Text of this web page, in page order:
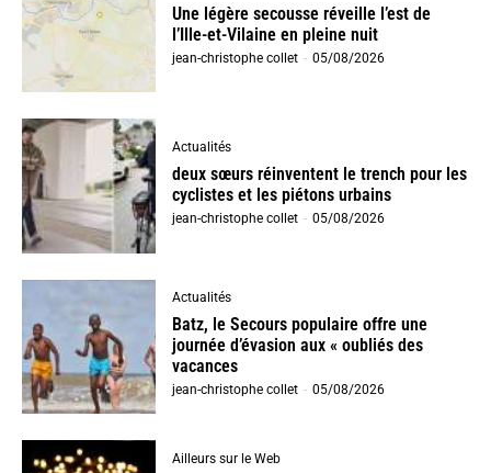
Une légère secousse réveille l’est de
l’Ille-et-Vilaine en pleine nuit
jean-christophe collet - 05/08/2026
Actualités
deux sœurs réinventent le trench pour les
cyclistes et les piétons urbains
jean-christophe collet - 05/08/2026
Actualités
Batz, le Secours populaire offre une
journée d’évasion aux « oubliés des
vacances
jean-christophe collet - 05/08/2026
Ailleurs sur le Web